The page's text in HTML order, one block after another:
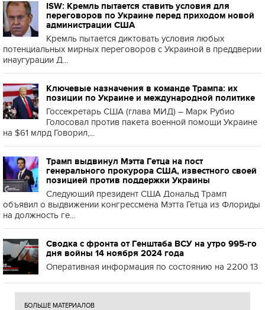
ISW: Кремль пытается ставить условия для
переговоров по Украине перед приходом новой
администрации США
Кремль пытается диктовать условия любых
потенциальных мирных переговоров с Украиной в преддверии
инаугурации Д...
Ключевые назначения в команде Трампа: их
позиции по Украине и международной политике
Госсекретарь США (глава МИД) – Марк Рубио
Голосовал против пакета военной помощи Украине
на $61 млрд Говорил,...
Трамп выдвинул Мэтта Гетца на пост
генерального прокурора США, известного своей
позицией против поддержки Украины
Следующий президент США Дональд Трамп
объявил о выдвижении конгрессмена Мэтта Гетца из Флориды
на должность ге...
Сводка с фронта от Генштаба ВСУ на утро 995-го
дня войны 14 ноября 2024 года
Оперативная информация по состоянию на 2200 13
БОЛЬШЕ МАТЕРИАЛОВ